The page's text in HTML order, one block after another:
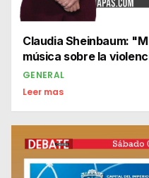
Claudia Sheinbaum:
música sobre la
GENERAL
Leer mas